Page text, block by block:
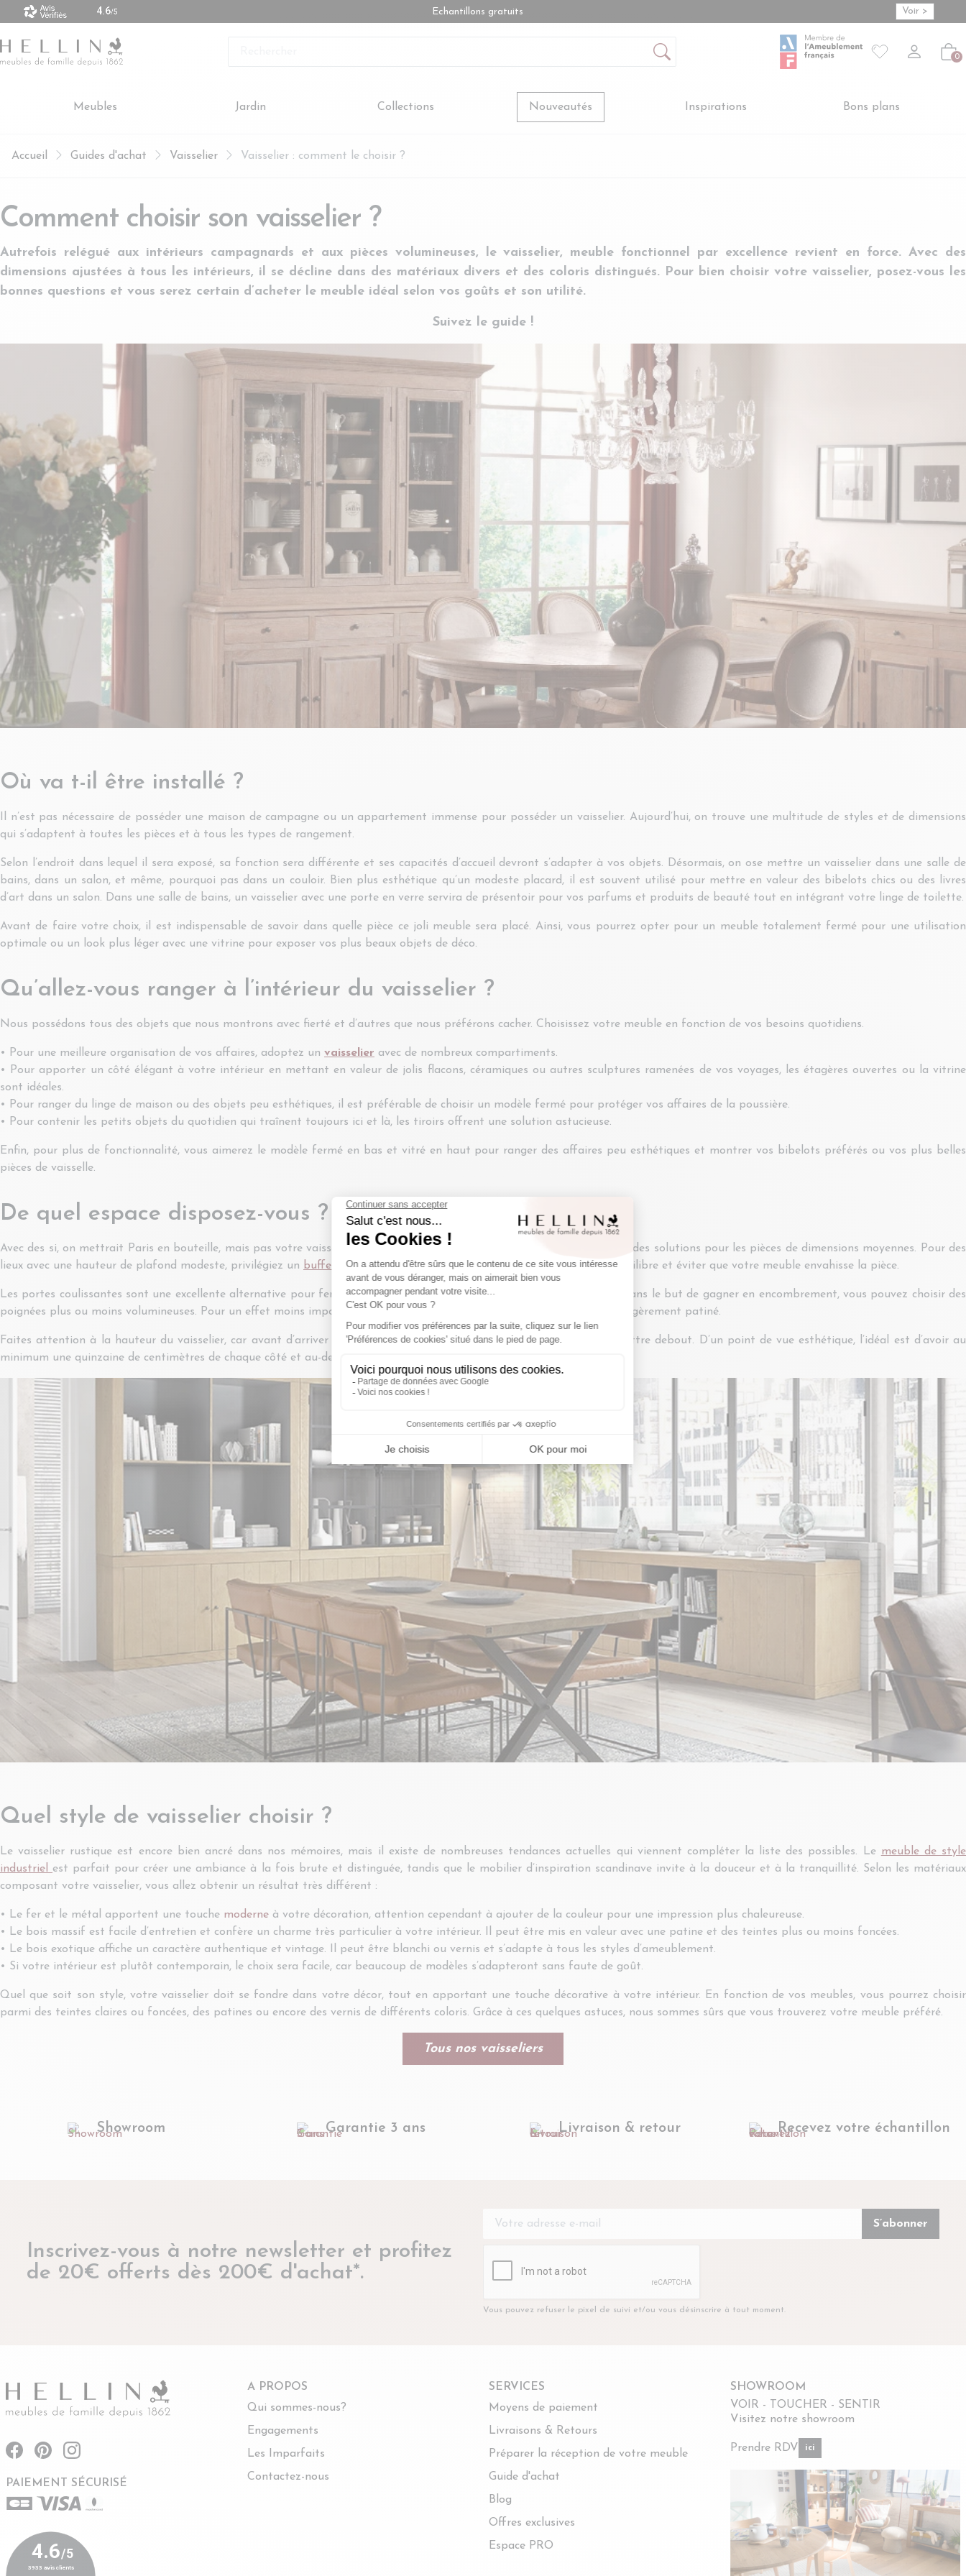
sont made in Europe Echantillons gratuits Voir >
Votre liste de
Créer
Mon compte
S'inscrire
Connexion 0
Meubles Jardin Collections Nouveautés Inspirations Bons plans
Accueil Guides d'achat Vaisselier Vaisselier : comment le choisir ?
Comment choisir son vaisselier ?
Autrefois relégué aux intérieurs campagnards et aux pièces volumineuses, le vaisselier, meuble fonctionnel par excellence revient en force. Avec des
dimensions ajustées à tous les intérieurs, il se décline dans des matériaux divers et des coloris distingués. Pour bien choisir votre vaisselier, posez-vous les
bonnes questions et vous serez certain d’acheter le meuble idéal selon vos goûts et son utilité.
Suivez le guide !
Où va t-il être installé ?
Il n’est pas nécessaire de posséder une maison de campagne ou un appartement immense pour posséder un vaisselier. Aujourd’hui, on trouve une multitude de styles et de dimensions
qui s’adaptent à toutes les pièces et à tous les types de rangement.
Selon l’endroit dans lequel il sera exposé, sa fonction sera différente et ses capacités d’accueil devront s’adapter à vos objets. Désormais, on ose mettre un vaisselier dans une salle de
bains, dans un salon, et même, pourquoi pas dans un couloir. Bien plus esthétique qu’un modeste placard, il est souvent utilisé pour mettre en valeur des bibelots chics ou des livres
d’art dans un salon. Dans une salle de bains, un vaisselier avec une porte en verre servira de présentoir pour vos parfums et produits de beauté tout en intégrant votre linge de toilette.
Avant de faire votre choix, il est indispensable de savoir dans quelle pièce ce joli meuble sera placé. Ainsi, vous pourrez opter pour un meuble totalement fermé pour une utilisation
optimale ou un look plus léger avec une vitrine pour exposer vos plus beaux objets de déco.
Qu’allez-vous ranger à l’intérieur du vaisselier ?
Nous possédons tous des objets que nous montrons avec fierté et d’autres que nous préférons cacher. Choisissez votre meuble en fonction de vos besoins quotidiens.
• Pour une meilleure organisation de vos affaires, adoptez un vaisselier avec de nombreux compartiments.
• Pour apporter un côté élégant à votre intérieur en mettant en valeur de jolis flacons, céramiques ou autres sculptures ramenées de vos voyages, les étagères ouvertes ou la vitrine
sont idéales.
• Pour ranger du linge de maison ou des objets peu esthétiques, il est préférable de choisir un modèle fermé pour protéger vos affaires de la poussière.
• Pour contenir les petits objets du quotidien qui traînent toujours ici et là, les tiroirs offrent une solution astucieuse.
Enfin, pour plus de fonctionnalité, vous aimerez le modèle fermé en bas et vitré en haut pour ranger des affaires peu esthétiques et montrer vos bibelots préférés ou vos plus belles
pièces de vaisselle.
De quel espace disposez-vous ?
Avec des si, on mettrait Paris en bouteille, mais pas votre vaisselier dans un espace trop petit ! Pas de panique, il existe des solutions pour les pièces de dimensions moyennes. Pour des
lieux avec une hauteur de plafond modeste, privilégiez un buffet bas , composé de plusieurs niches, pour conserver un équilibre et éviter que votre meuble envahisse la pièce.
Les portes coulissantes sont une excellente alternative pour fermer un meuble sans grignoter l’espace de vie. Toujours dans le but de gagner en encombrement, vous pouvez choisir des
poignées plus ou moins volumineuses. Pour un effet moins imposant, préférez les tons clairs, comme le bois naturel ou légèrement patiné.
Faites attention à la hauteur du vaisselier, car avant d’arriver dans son lieu de vie, il va falloir l’y transporter et le mettre debout. D’un point de vue esthétique, l’idéal est d’avoir au
minimum une quinzaine de centimètres de chaque côté et au-dessus de votre meuble.
Quel style de vaisselier choisir ?
Le vaisselier rustique est encore bien ancré dans nos mémoires, mais il existe de nombreuses tendances actuelles qui viennent compléter la liste des possibles. Le meuble de style
industriel est parfait pour créer une ambiance à la fois brute et distinguée, tandis que le mobilier d’inspiration scandinave invite à la douceur et à la tranquillité. Selon les matériaux
composant votre vaisselier, vous allez obtenir un résultat très différent :
• Le fer et le métal apportent une touche moderne à votre décoration, attention cependant à ajouter de la couleur pour une impression plus chaleureuse.
• Le bois massif est facile d’entretien et confère un charme très particulier à votre intérieur. Il peut être mis en valeur avec une patine et des teintes plus ou moins foncées.
• Le bois exotique affiche un caractère authentique et vintage. Il peut être blanchi ou vernis et s’adapte à tous les styles d’ameublement.
• Si votre intérieur est plutôt contemporain, le choix sera facile, car beaucoup de modèles s’adapteront sans faute de goût.
Quel que soit son style, votre vaisselier doit se fondre dans votre décor, tout en apportant une touche décorative à votre intérieur. En fonction de vos meubles, vous pourrez choisir
parmi des teintes claires ou foncées, des patines ou encore des vernis de différents coloris. Grâce à ces quelques astuces, nous sommes sûrs que vous trouverez votre meuble préféré.
Tous nos vaisseliers
Showroom Garantie 3 ans Livraison & retour Recevez votre échantillon
Inscrivez-vous à notre newsletter et profitez
de 20€ offerts dès 200€ d'achat*.
Vous pouvez refuser le pixel de suivi et/ou vous désinscrire à tout moment.
PAIEMENT SÉCURISÉ
A PROPOS
Qui sommes-nous?
Engagements
Les Imparfaits
Contactez-nous
SERVICES
Moyens de paiement
Livraisons & Retours
Préparer la réception de votre meuble
Guide d'achat
Blog
Offres exclusives
Espace PRO
SHOWROOM
VOIR - TOUCHER - SENTIR
Visitez notre showroom
Prendre RDV ici